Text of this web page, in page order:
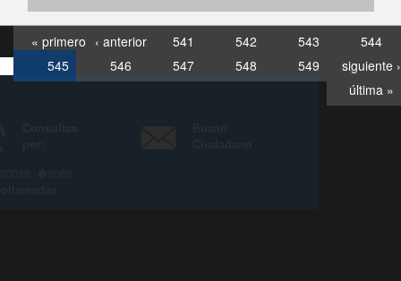
« primero ‹ anterior 541 542 543
544
545
546 547 548 549
siguiente ›
última »